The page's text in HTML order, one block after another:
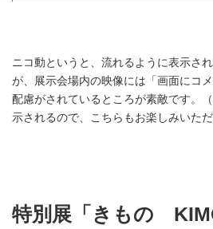
ニコ動というと、流れるように表示さ
が、展示会場内の映像には「画面にコ
配慮がされているところが素敵です。
示されるので、こちらもお楽しみいただ
特別展「きもの